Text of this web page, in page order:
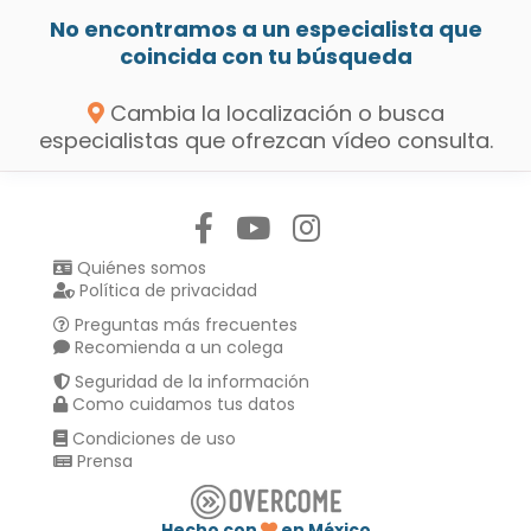
No encontramos a un especialista que
coincida con tu búsqueda
Cambia la localización o busca
especialistas que ofrezcan vídeo consulta.
Quiénes somos
Política de privacidad
Preguntas más frecuentes
Recomienda a un colega
Seguridad de la información
Como cuidamos tus datos
Condiciones de uso
Prensa